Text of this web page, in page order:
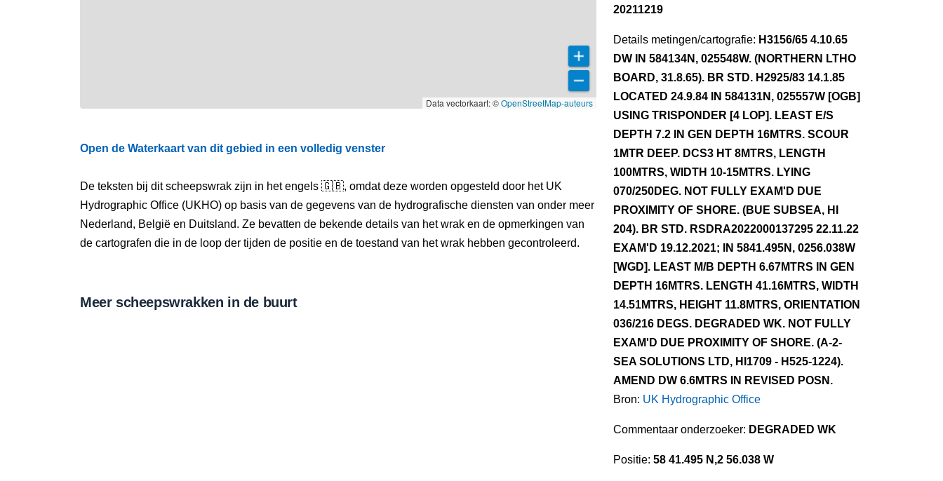
Data vectorkaart: ©OpenStreetMap-auteurs
Open de Waterkaart van dit gebied in een volledig venster
De teksten bij dit scheepswrak zijn in het engels 🇬🇧, omdat deze worden opgesteld door het UK
Hydrographic Office (UKHO) op basis van de gegevens van de hydrografische diensten van onder meer
Nederland, België en Duitsland. Ze bevatten de bekende details van het wrak en de opmerkingen van
de cartografen die in de loop der tijden de positie en de toestand van het wrak hebben gecontroleerd.
Meer scheepswrakken in de buurt
20211219
Details metingen/cartografie: H3156/65 4.10.65
DW IN 584134N, 025548W. (NORTHERN LTHO
BOARD, 31.8.65). BR STD. H2925/83 14.1.85
LOCATED 24.9.84 IN 584131N, 025557W [OGB]
USING TRISPONDER [4 LOP]. LEAST E/S
DEPTH 7.2 IN GEN DEPTH 16MTRS. SCOUR
1MTR DEEP. DCS3 HT 8MTRS, LENGTH
100MTRS, WIDTH 10-15MTRS. LYING
070/250DEG. NOT FULLY EXAM'D DUE
PROXIMITY OF SHORE. (BUE SUBSEA, HI
204). BR STD. RSDRA2022000137295 22.11.22
EXAM'D 19.12.2021; IN 5841.495N, 0256.038W
[WGD]. LEAST M/B DEPTH 6.67MTRS IN GEN
DEPTH 16MTRS. LENGTH 41.16MTRS, WIDTH
14.51MTRS, HEIGHT 11.8MTRS, ORIENTATION
036/216 DEGS. DEGRADED WK. NOT FULLY
EXAM'D DUE PROXIMITY OF SHORE. (A-2-
SEA SOLUTIONS LTD, HI1709 - H525-1224).
AMEND DW 6.6MTRS IN REVISED POSN.
Bron: UK Hydrographic Office
Commentaar onderzoeker: DEGRADED WK
Positie: 58 41.495 N,2 56.038 W